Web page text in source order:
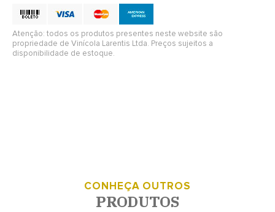
Atenção: todos os produtos presentes neste website são
propriedade de Vinícola Larentis Ltda. Preços sujeitos a
disponibilidade de estoque.
CONHEÇA OUTROS
PRODUTOS